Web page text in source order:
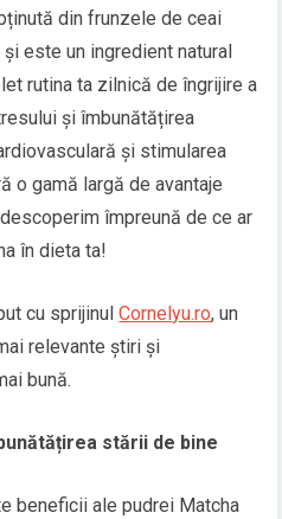
din frunzele de ceai
este un ingredient natural
rutina ta zilnică de îngrijire a
și îmbunătățirea
și stimularea
o gamă largă de avantaje
împreună de ce ar
în dieta ta!
cu sprijinulCornelyu.ro, un
relevante știri și
bună.
stării de bine
beneficii ale pudrei Matcha